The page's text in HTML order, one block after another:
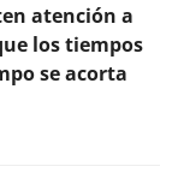
atención a
los tiempos
se acorta